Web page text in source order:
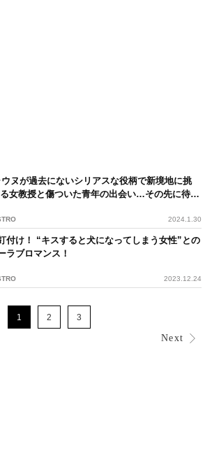
ヌが過去にないシリアスな役柄で新境地に挑
女教授と傷ついた青年の出会い…その先に待ち
2024.1.30
付け！ “キスすると犬になってしまう女性”との
ラブロマンス！
2023.12.24
1 2 3
Next